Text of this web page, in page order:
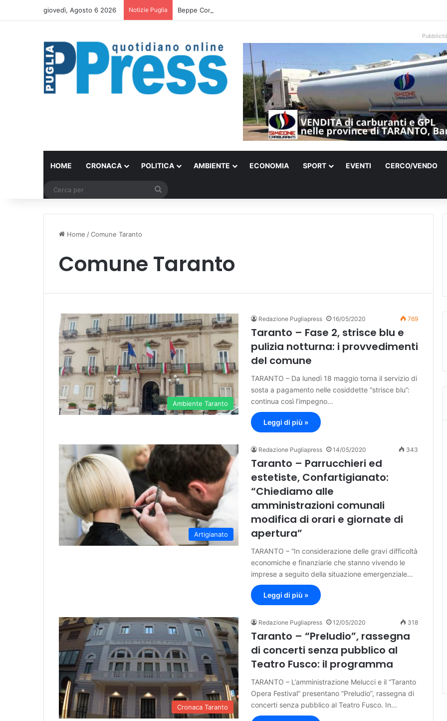
giovedì, Agosto 6 2026 Notizie Puglia Beppe Convertini torna su Rai 1 con “Azzurro – Storie di mare”: il viaggio passa dalla
HOME CRONACA POLITICA AMBIENTE ECONOMIA SPORT EVENTI CERCO/VENDO
Home /Comune Taranto
Comune Taranto
Ambiente Taranto
Redazione Pugliapress 16/05/2020 769
Taranto – Fase 2, strisce blu e
pulizia notturna: i provvedimenti
del comune
TARANTO – Da lunedì 18 maggio torna il servizio di
sosta a pagamento nelle cosiddette “strisce blu”:
continua così l’impegno…
Leggi di più »
Artigianato
Redazione Pugliapress 14/05/2020 343
Taranto – Parrucchieri ed
estetiste, Confartigianato:
“Chiediamo alle
amministrazioni comunali
modifica di orari e giornate di
apertura”
TARANTO – “In considerazione delle gravi difficoltà
economiche e finanziarie che stanno vivendo le
imprese a seguito della situazione emergenziale…
Leggi di più »
Cronaca Taranto
Redazione Pugliapress 12/05/2020 318
Taranto – “Preludio”, rassegna
di concerti senza pubblico al
Teatro Fusco: il programma
TARANTO – L’amministrazione Melucci e il “Taranto
Opera Festival” presentano “Preludio”, rassegna di
concerti senza pubblico al Teatro Fusco. In…